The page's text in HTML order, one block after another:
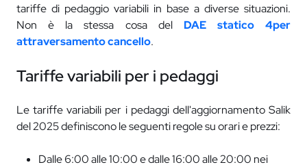
tariffe di pedaggio variabili in base a diverse situazioni.
Non è la stessa cosa del DAE statico 4per
attraversamento cancello.
Tariffe variabili per i pedaggi
Le tariffe variabili per i pedaggi dell'aggiornamento Salik
del 2025 definiscono le seguenti regole su orari e prezzi:
Dalle 6:00 alle 10:00 e dalle 16:00 alle 20:00 nei